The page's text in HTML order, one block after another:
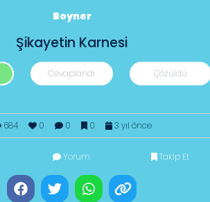
Boyner
Şikayetin Karnesi
Cevaplandı Çözüldü
684 0 0 0 3 yıl önce
Yorum Takip Et